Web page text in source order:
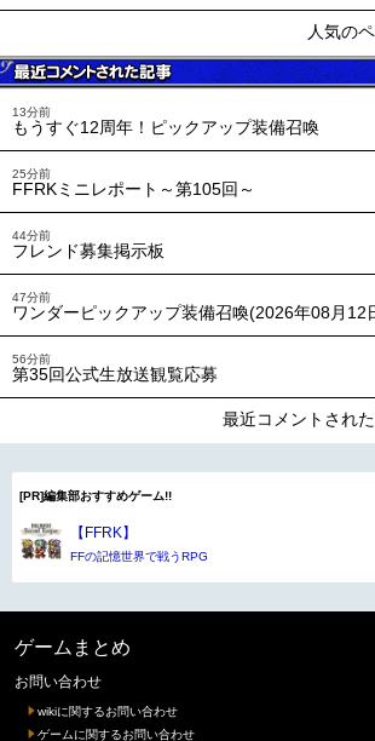
人気の
13分前
もうすぐ12周年！ピックアップ装備召喚
25分前
FFRKミニレポート～第105回～
44分前
フレンド募集掲示板
47分前
ワンダーピックアップ装備召喚(2026年08月12
56分前
第35回公式生放送観覧応募
最近コメントされ
[PR]編集部おすすめゲーム!!
【FFRK】
FFの記憶世界で戦うRPG
ゲームまとめ
お問い合わせ
wikiに関するお問い合わせ
ゲームに関するお問い合わせ